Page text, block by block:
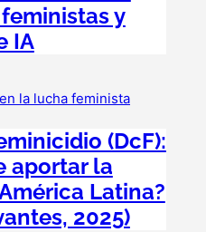
y
IA
la lucha feminista
(DcF):
aportar la
Latina?
2025)